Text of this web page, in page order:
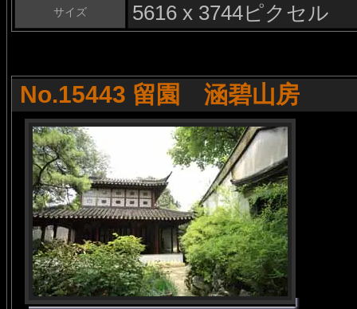
サイズ 5616 x 3744ピクセル
No.15443 留園 涵碧山房